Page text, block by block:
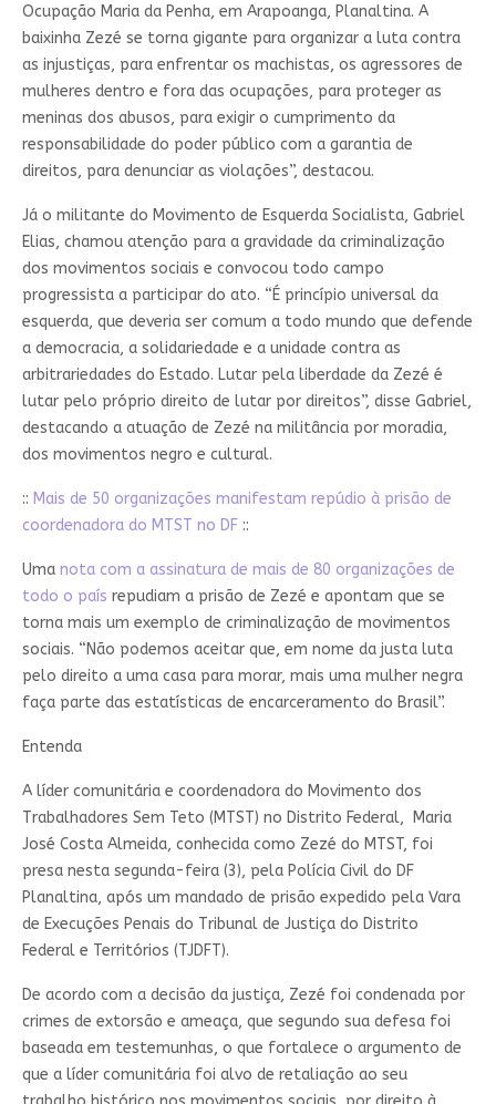
Ocupação Maria da Penha, em Arapoanga, Planaltina. A
baixinha Zezé se torna gigante para organizar a luta contra
as injustiças, para enfrentar os machistas, os agressores de
mulheres dentro e fora das ocupações, para proteger as
meninas dos abusos, para exigir o cumprimento da
responsabilidade do poder público com a garantia de
direitos, para denunciar as violações”, destacou.
Já o militante do Movimento de Esquerda Socialista, Gabriel
Elias, chamou atenção para a gravidade da criminalização
dos movimentos sociais e convocou todo campo
progressista a participar do ato. “É princípio universal da
esquerda, que deveria ser comum a todo mundo que defende
a democracia, a solidariedade e a unidade contra as
arbitrariedades do Estado. Lutar pela liberdade da Zezé é
lutar pelo próprio direito de lutar por direitos”, disse Gabriel,
destacando a atuação de Zezé na militância por moradia,
dos movimentos negro e cultural.
:: Mais de 50 organizações manifestam repúdio à prisão de
coordenadora do MTST no DF::
Umanota com a assinatura de mais de 80 organizações de
todo o país repudiam a prisão de Zezé e apontam que se
torna mais um exemplo de criminalização de movimentos
sociais. “Não podemos aceitar que, em nome da justa luta
pelo direito a uma casa para morar, mais uma mulher negra
faça parte das estatísticas de encarceramento do Brasil”.
Entenda
A líder comunitária e coordenadora do Movimento dos
Trabalhadores Sem Teto (MTST) no Distrito Federal, Maria
José Costa Almeida, conhecida como Zezé do MTST, foi
presa nesta segunda-feira (3), pela Polícia Civil do DF
Planaltina, após um mandado de prisão expedido pela Vara
de Execuções Penais do Tribunal de Justiça do Distrito
Federal e Territórios (TJDFT).
De acordo com a decisão da justiça, Zezé foi condenada por
crimes de extorsão e ameaça, que segundo sua defesa foi
baseada em testemunhas, o que fortalece o argumento de
que a líder comunitária foi alvo de retaliação ao seu